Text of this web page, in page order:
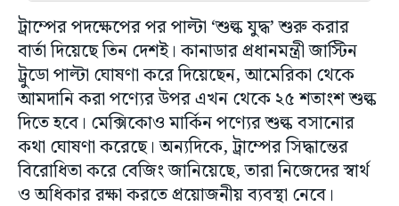
ট্রাম্পের পদক্ষেপের পর পাল্টা ‘শুল্ক যুদ্ধ’ শুরু করার
বার্তা দিয়েছে তিন দেশই। কানাডার প্রধানমন্ত্রী জাস্টিন
ট্রুডো পাল্টা ঘোষণা করে দিয়েছেন, আমেরিকা থেকে
আমদানি করা পণ্যের উপর এখন থেকে ২৫ শতাংশ শুল্ক
দিতে হবে। মেক্সিকোও মার্কিন পণ্যের শুল্ক বসানোর
কথা ঘোষণা করেছে। অন্যদিকে, ট্রাম্পের সিদ্ধান্তের
বিরোধিতা করে বেজিং জানিয়েছে, তারা নিজেদের স্বার্থ
ও অধিকার রক্ষা করতে প্রয়োজনীয় ব্যবস্থা নেবে।